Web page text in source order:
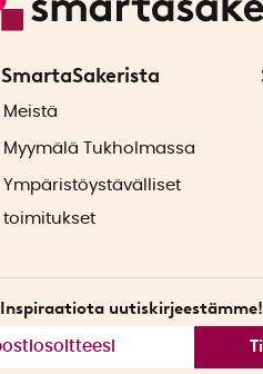
SmartaSakerista
Meistä
Myymälä Tukholmassa
Ympäristöystävälliset
toimitukset
Inspiraatiota uutiskirjeestämme!